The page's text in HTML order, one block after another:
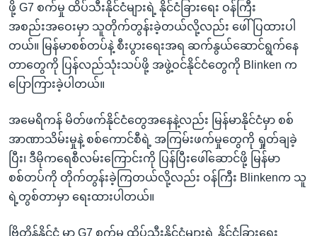
ဖို့ G7 စက်မှု ထိပ်သီးနိုင်ငံများရဲ့ နိုင်ငံခြားရေး ဝန်ကြီး
အစည်းအဝေးမှာ သူတိုက်တွန်းခဲ့တယ်လို့လည်း ဖေါ်ပြထားပါ
တယ်။ မြန်မာစစ်တပ်နဲ့ စီးပွားရေးအရ ဆက်နွယ်ဆောင်ရွက်နေ
တာတွေကို ပြန်လည်သုံးသပ်ဖို့ အဖွဲ့ဝင်နိုင်ငံတွေကို Blinken က
ပြောကြားခဲ့ပါတယ်။
အမေရိကန် မိတ်ဖက်နိုင်ငံတွေအနေနဲ့လည်း မြန်မာနိုင်ငံမှာ စစ်
အာဏာသိမ်းမှုနဲ့ စစ်ကောင်စီရဲ့ အကြမ်းဖက်မှုတွေကို ရှုတ်ချခဲ့
ပြီး၊ ဒီမိုကရေစီလမ်းကြောင်းကို ပြန်ပြီးဖေါ်ဆောင်ဖို့ မြန်မာ
စစ်တပ်ကို တိုက်တွန်းခဲ့ကြတယ်လို့လည်း ဝန်ကြီး Blinkenက သူ
ရဲ့တွစ်တာမှာ ရေးထားပါတယ်။
ဗြိတိန်နိုင်ငံ မှာ G7 စက်မှု ထိပ်သီးနိုင်ငံများရဲ့ နိုင်ငံခြားရေး